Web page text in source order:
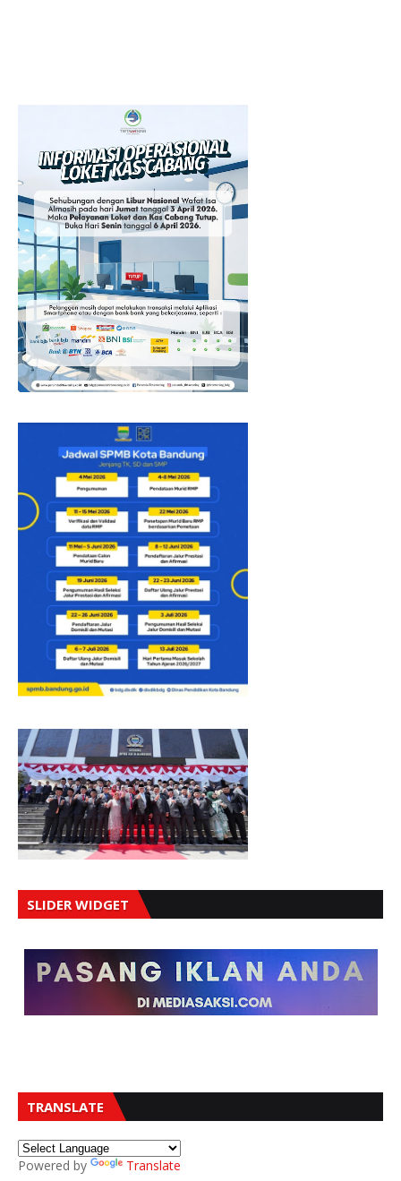
SLIDER WIDGET
TRANSLATE
Powered by Translate